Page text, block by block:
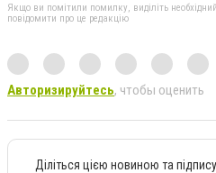
Якщо ви помітили помилку, виділіть
повідомити про це редакцію
Авторизируйтесь, чтобы оценить
Діліться цією новиною та